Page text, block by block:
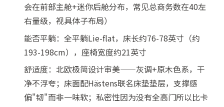
会在前部主舱+迷你后舱分布，常见总商务数在40左
右量级，视具体子布局）
能否平躺：全平躺Lie-flat，床长约76-78英寸（约
193-198cm），座椅宽度约21英寸
舒适度：北欧极简设计审美——灰调+原木色系，干
净不浮夸；床面配Hästens联名床垫垫层，支撑感
偏"韧"而非一味软；私密性因为没有全高门所以比卡